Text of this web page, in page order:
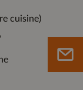
cuisine)